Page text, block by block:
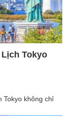
Tokyo
Tokyo không chỉ